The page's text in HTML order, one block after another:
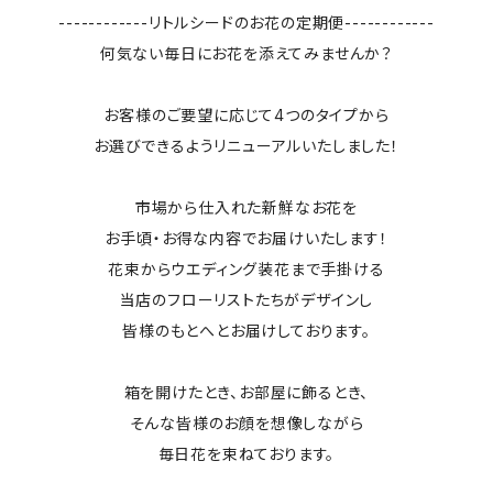
------------リトルシードのお花の定期便------------
何気ない毎日にお花を添えてみませんか？
お客様のご要望に応じて4つのタイプから
お選びできるようリニューアルいたしました！
市場から仕入れた新鮮なお花を
お手頃・お得な内容でお届けいたします！
花束からウエディング装花まで手掛ける
当店のフローリストたちがデザインし
皆様のもとへとお届けしております。
箱を開けたとき、お部屋に飾るとき、
そんな皆様のお顔を想像しながら
毎日花を束ねております。